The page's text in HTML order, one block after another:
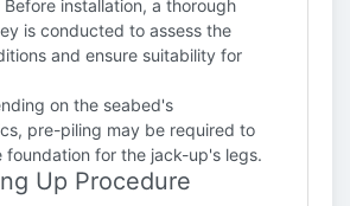
Before installation, a thorough
is conducted to assess the
and ensure suitability for
on the seabed's
pre-piling may be required to
foundation for the jack-up's legs.
Up Procedure